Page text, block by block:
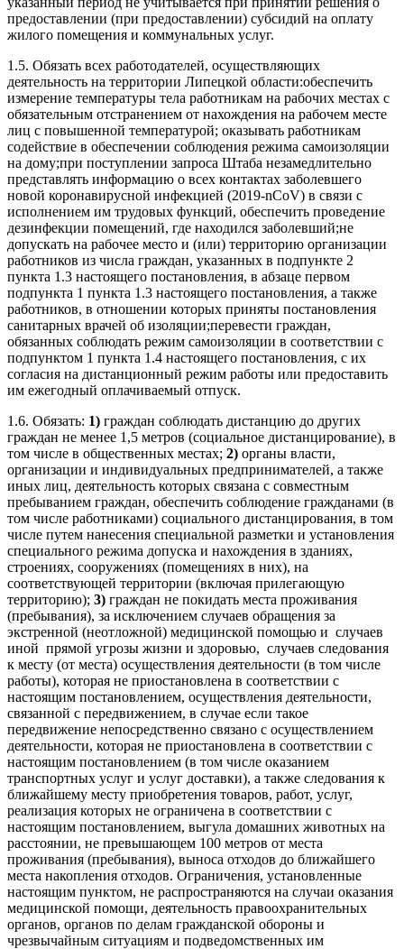
предоставлении (при предоставлении) субсидий на оплату
жилого помещения и коммунальных услуг.
1.5. Обязать всех работодателей, осуществляющих
деятельность на территории Липецкой области:обеспечить
измерение температуры тела работникам на рабочих местах с
обязательным отстранением от нахождения на рабочем месте
лиц с повышенной температурой; оказывать работникам
содействие в обеспечении соблюдения режима самоизоляции
на дому;при поступлении запроса Штаба незамедлительно
представлять информацию о всех контактах заболевшего
новой коронавирусной инфекцией (2019-nCoV) в связи с
исполнением им трудовых функций, обеспечить проведение
дезинфекции помещений, где находился заболевший;не
допускать на рабочее место и (или) территорию организации
работников из числа граждан, указанных в подпункте 2
пункта 1.3 настоящего постановления, в абзаце первом
подпункта 1 пункта 1.3 настоящего постановления, а также
работников, в отношении которых приняты постановления
санитарных врачей об изоляции;перевести граждан,
обязанных соблюдать режим самоизоляции в соответствии с
подпунктом 1 пункта 1.4 настоящего постановления, с их
согласия на дистанционный режим работы или предоставить
им ежегодный оплачиваемый отпуск.
1.6. Обязать: 1) граждан соблюдать дистанцию до других
граждан не менее 1,5 метров (социальное дистанцирование), в
том числе в общественных местах; 2) органы власти,
организации и индивидуальных предпринимателей, а также
иных лиц, деятельность которых связана с совместным
пребыванием граждан, обеспечить соблюдение гражданами (в
том числе работниками) социального дистанцирования, в том
числе путем нанесения специальной разметки и установления
специального режима допуска и нахождения в зданиях,
строениях, сооружениях (помещениях в них), на
соответствующей территории (включая прилегающую
территорию); 3) граждан не покидать места проживания
(пребывания), за исключением случаев обращения за
экстренной (неотложной) медицинской помощью и случаев
иной прямой угрозы жизни и здоровью, случаев следования
к месту (от места) осуществления деятельности (в том числе
работы), которая не приостановлена в соответствии с
настоящим постановлением, осуществления деятельности,
связанной с передвижением, в случае если такое
передвижение непосредственно связано с осуществлением
деятельности, которая не приостановлена в соответствии с
настоящим постановлением (в том числе оказанием
транспортных услуг и услуг доставки), а также следования к
ближайшему месту приобретения товаров, работ, услуг,
реализация которых не ограничена в соответствии с
настоящим постановлением, выгула домашних животных на
расстоянии, не превышающем 100 метров от места
проживания (пребывания), выноса отходов до ближайшего
места накопления отходов. Ограничения, установленные
настоящим пунктом, не распространяются на случаи оказания
медицинской помощи, деятельность правоохранительных
органов, органов по делам гражданской обороны и
чрезвычайным ситуациям и подведомственных им